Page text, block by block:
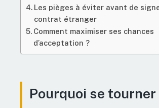
Les pièges à éviter avant de
contrat étranger
Comment maximiser ses chances
d’acceptation ?
Pourquoi se tourner